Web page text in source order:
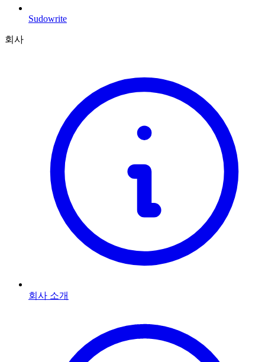
Sudowrite
회사
회사 소개